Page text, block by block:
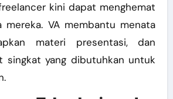
kini dapat menghemat
mereka. VA membantu menata
materi presentasi, dan
singkat yang dibutuhkan untuk